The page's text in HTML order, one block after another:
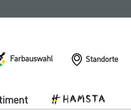
Farbauswahl
Standorte